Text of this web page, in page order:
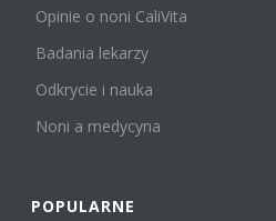
Opinie o noni CaliVita
Badania lekarzy
Odkrycie i nauka
Noni a medycyna
POPULARNE